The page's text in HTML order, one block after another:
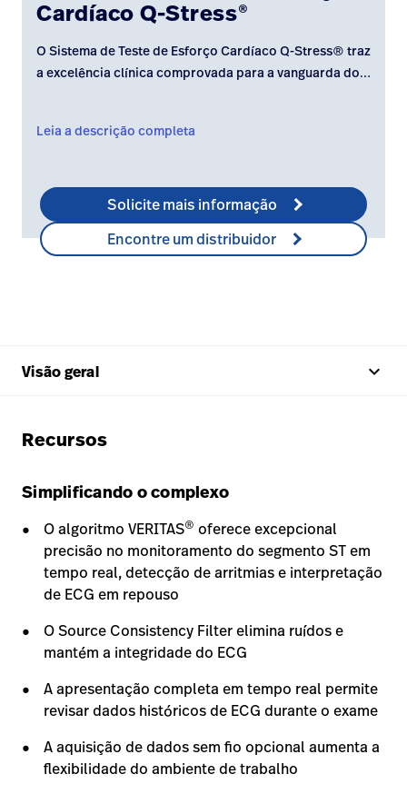
Conosco
Baxter.com launch
Baxter.com launch
Portal
Cardíaco Q-Stress®
O Sistema de Teste de Esforço Cardíaco Q-Stress® traz
a excelência clínica comprovada para a vanguarda do
Leia a descrição completa
Solicite mais informação
Encontre um distribuidor
Visão geral keyboard_arrow_up
Recursos
Simplificando o complexo
O algoritmo VERITAS® oferece excepcional
precisão no monitoramento do segmento ST em
tempo real, detecção de arritmias e interpretação
de ECG em repouso
O Source Consistency Filter elimina ruídos e
mantém a integridade do ECG
A apresentação completa em tempo real permite
revisar dados históricos de ECG durante o exame
A aquisição de dados sem fio opcional aumenta a
flexibilidade do ambiente de trabalho